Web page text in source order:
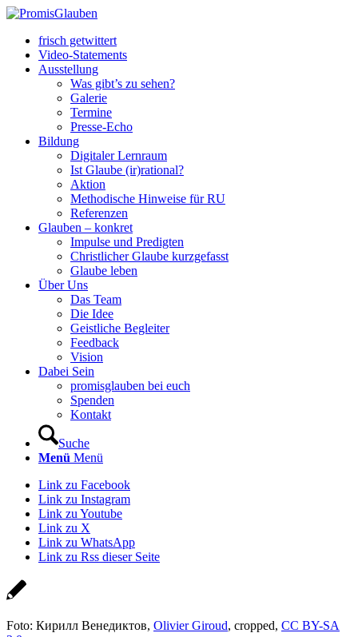
frisch getwittert
Video-Statements
Ausstellung
Was gibt’s zu sehen?
Galerie
Termine
Presse-Echo
Bildung
Digitaler Lernraum
Ist Glaube (ir)rational?
Aktion
Methodische Hinweise für RU
Referenzen
Glauben – konkret
Impulse und Predigten
Christlicher Glaube kurzgefasst
Glaube leben
Über Uns
Das Team
Die Idee
Geistliche Begleiter
Feedback
Vision
Dabei Sein
promisglauben bei euch
Spenden
Kontakt
Suche
Menü Menü
Link zu Facebook
Link zu Instagram
Link zu Youtube
Link zu X
Link zu WhatsApp
Link zu Rss dieser Seite
Foto: Кирилл Венедиктов, Olivier Giroud, cropped, CC BY-SA